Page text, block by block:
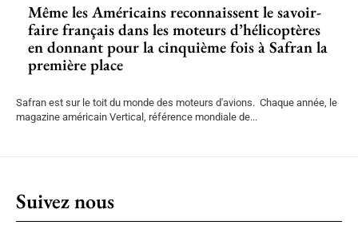
Même les Américains reconnaissent le savoir-
faire français dans les moteurs d’hélicoptères
en donnant pour la cinquième fois à Safran la
première place
Safran est sur le toit du monde des moteurs d'avions. Chaque année, le
magazine américain Vertical, référence mondiale de...
Suivez nous